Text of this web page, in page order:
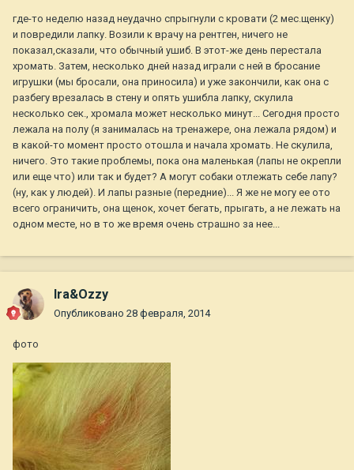
где-то неделю назад неудачно спрыгнули с кровати (2 мес.щенку)
и повредили лапку. Возили к врачу на рентген, ничего не
показал,сказали, что обычный ушиб. В этот-же день перестала
хромать. Затем, несколько дней назад играли с ней в бросание
игрушки (мы бросали, она приносила) и уже закончили, как она с
разбегу врезалась в стену и опять ушибла лапку, скулила
несколько сек., хромала может несколько минут... Сегодня просто
лежала на полу (я занималась на тренажере, она лежала рядом) и
в какой-то момент просто отошла и начала хромать. Не скулила,
ничего. Это такие проблемы, пока она маленькая (лапы не окрепли
или еще что) или так и будет? А могут собаки отлежать себе лапу?
(ну, как у людей). И лапы разные (передние)... Я же не могу ее ото
всего ограничить, она щенок, хочет бегать, прыгать, а не лежать на
одном месте, но в то же время очень страшно за нее...
Ira&Ozzy
Опубликовано 28 февраля, 2014
фото